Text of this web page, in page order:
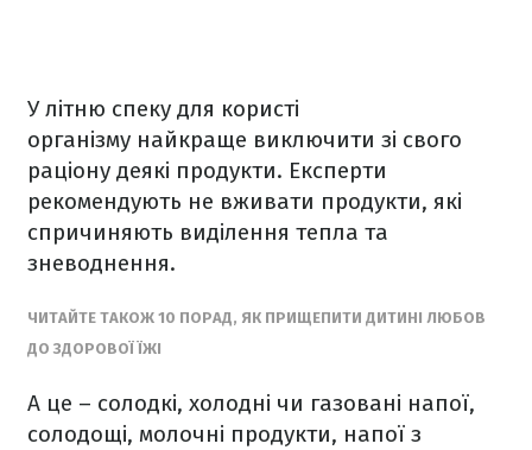
У літню спеку для користі
організму найкраще виключити зі свого
раціону деякі продукти. Експерти
рекомендують не вживати продукти, які
спричиняють виділення тепла та
зневоднення.
ЧИТАЙТЕ ТАКОЖ 10 ПОРАД, ЯК ПРИЩЕПИТИ ДИТИНІ ЛЮБОВ
ДО ЗДОРОВОЇ ЇЖІ
А це – солодкі, холодні чи газовані напої,
солодощі, молочні продукти, напої з